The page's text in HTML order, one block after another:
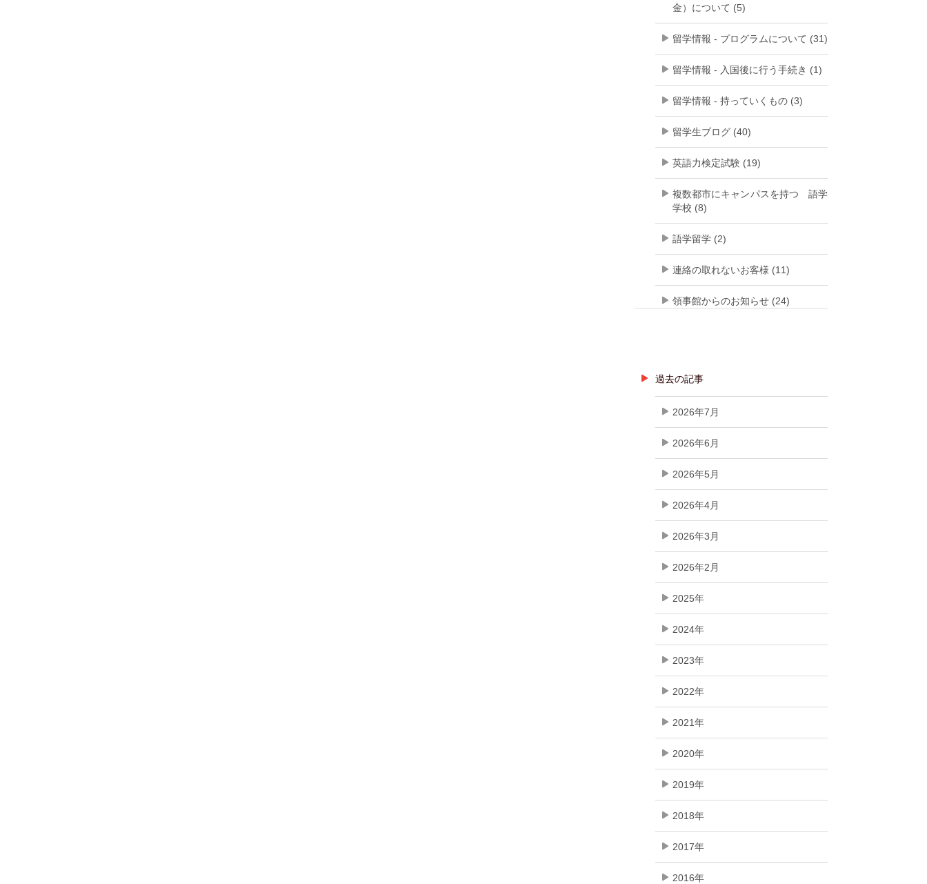
金）について (5)
留学情報 - プログラムについて (31)
留学情報 - 入国後に行う手続き (1)
留学情報 - 持っていくもの (3)
留学生ブログ (40)
英語力検定試験 (19)
複数都市にキャンパスを持つ 語学
学校 (8)
語学留学 (2)
連絡の取れないお客様 (11)
領事館からのお知らせ (24)
過去の記事
2026年7月
2026年6月
2026年5月
2026年4月
2026年3月
2026年2月
2025年
2024年
2023年
2022年
2021年
2020年
2019年
2018年
2017年
2016年